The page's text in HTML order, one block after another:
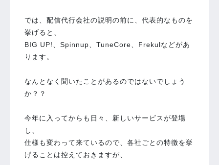
では、配信代行会社の説明の前に、代表的なものを
挙げると、
BIG UP!、Spinnup、TuneCore、Frekulなどがあ
ります。
なんとなく聞いたことがあるのではないでしょう
か？？
今年に入ってからも日々、新しいサービスが登場
し、
仕様も変わって来ているので、各社ごとの特徴を挙
げることは控えておきますが、